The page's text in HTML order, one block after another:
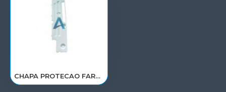
CHAPA PROTECAO FAROL VOLVO FH D13A 2010 A 2014< LD 82056991